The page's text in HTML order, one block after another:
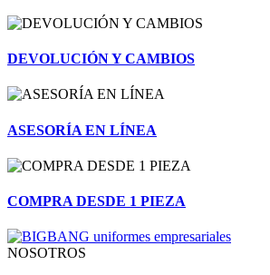
DEVOLUCIÓN Y CAMBIOS
ASESORÍA EN LÍNEA
COMPRA DESDE 1 PIEZA
NOSOTROS